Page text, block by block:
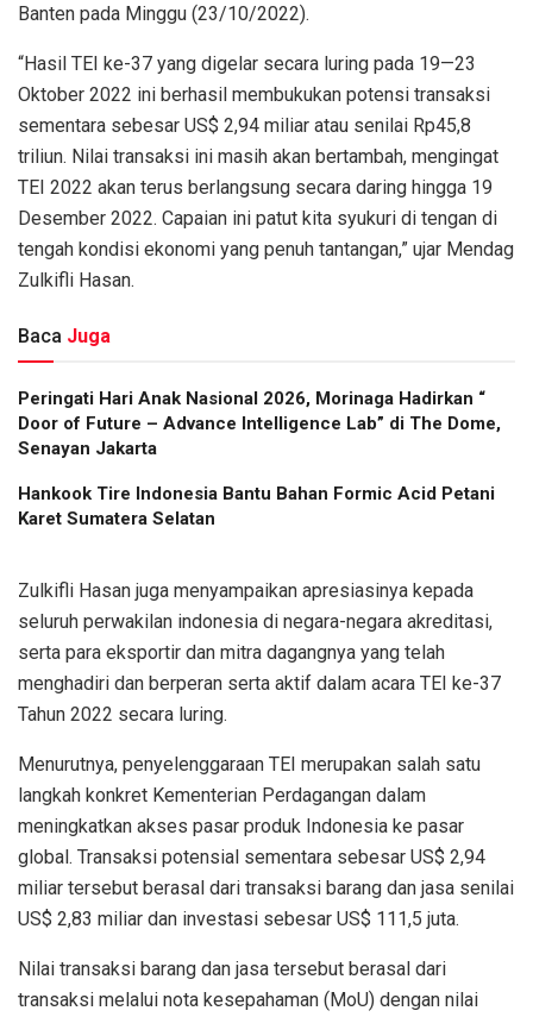
Banten pada Minggu (23/10/2022).
“Hasil TEI ke-37 yang digelar secara luring pada 19—23
Oktober 2022 ini berhasil membukukan potensi transaksi
sementara sebesar US$ 2,94 miliar atau senilai Rp45,8
triliun. Nilai transaksi ini masih akan bertambah, mengingat
TEI 2022 akan terus berlangsung secara daring hingga 19
Desember 2022. Capaian ini patut kita syukuri di tengan di
tengah kondisi ekonomi yang penuh tantangan,” ujar Mendag
Zulkifli Hasan.
Baca Juga
Peringati Hari Anak Nasional 2026, Morinaga Hadirkan “
Door of Future – Advance Intelligence Lab” di The Dome,
Senayan Jakarta
Hankook Tire Indonesia Bantu Bahan Formic Acid Petani
Karet Sumatera Selatan
Zulkifli Hasan juga menyampaikan apresiasinya kepada
seluruh perwakilan indonesia di negara-negara akreditasi,
serta para eksportir dan mitra dagangnya yang telah
menghadiri dan berperan serta aktif dalam acara TEI ke-37
Tahun 2022 secara luring.
Menurutnya, penyelenggaraan TEI merupakan salah satu
langkah konkret Kementerian Perdagangan dalam
meningkatkan akses pasar produk Indonesia ke pasar
global. Transaksi potensial sementara sebesar US$ 2,94
miliar tersebut berasal dari transaksi barang dan jasa senilai
US$ 2,83 miliar dan investasi sebesar US$ 111,5 juta.
Nilai transaksi barang dan jasa tersebut berasal dari
transaksi melalui nota kesepahaman (MoU) dengan nilai